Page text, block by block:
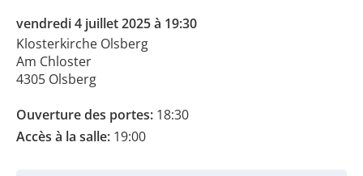
vendredi 4 juillet 2025 à 19:30
Klosterkirche Olsberg
Am Chloster
4305 Olsberg
Ouverture des portes: 18:30
Accès à la salle: 19:00